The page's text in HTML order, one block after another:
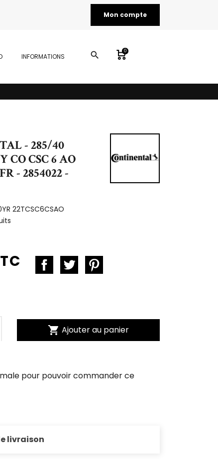
Mon compte
INFORMATIONS search 0
- 285/40
CO CSC 6 AO
- 2854022 -
22TCSC6CSAO
shopping_cart Ajouter au panier
pour pouvoir commander ce
livraison